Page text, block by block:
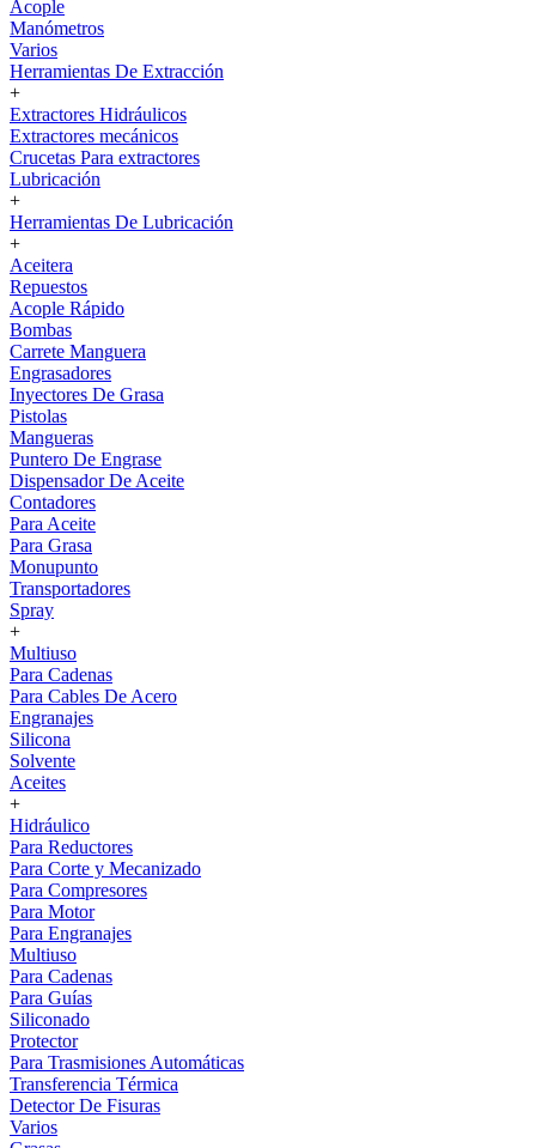
Acople
Manómetros
Varios
Herramientas De Extracción
+
Extractores Hidráulicos
Extractores mecánicos
Crucetas Para extractores
Lubricación
+
Herramientas De Lubricación
+
Aceitera
Repuestos
Acople Rápido
Bombas
Carrete Manguera
Engrasadores
Inyectores De Grasa
Pistolas
Mangueras
Puntero De Engrase
Dispensador De Aceite
Contadores
Para Aceite
Para Grasa
Monupunto
Transportadores
Spray
+
Multiuso
Para Cadenas
Para Cables De Acero
Engranajes
Silicona
Solvente
Aceites
+
Hidráulico
Para Reductores
Para Corte y Mecanizado
Para Compresores
Para Motor
Para Engranajes
Multiuso
Para Cadenas
Para Guías
Siliconado
Protector
Para Trasmisiones Automáticas
Transferencia Térmica
Detector De Fisuras
Varios